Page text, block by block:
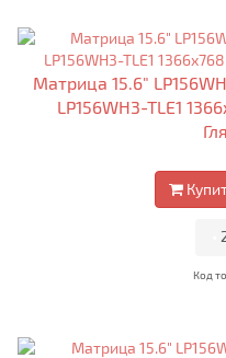
Матрица 15.6"
LP156WH3-TLE1
Код